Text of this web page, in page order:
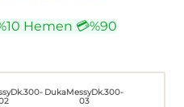
Hemen 💳%90
DukaMessyDk.300-
03